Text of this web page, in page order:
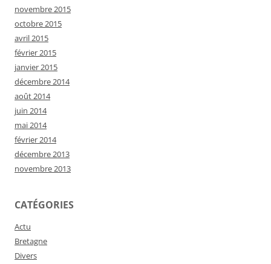
novembre 2015
octobre 2015
avril 2015
février 2015
janvier 2015
décembre 2014
août 2014
juin 2014
mai 2014
février 2014
décembre 2013
novembre 2013
CATÉGORIES
Actu
Bretagne
Divers